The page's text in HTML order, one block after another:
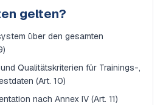
gelten?
über den gesamten
Qualitätskriterien für Trainings-,
(Art. 10)
nach Annex IV (Art. 11)